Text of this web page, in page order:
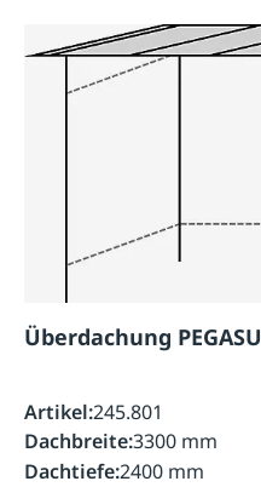
Überdachung
Artikel:245.801
Dachbreite:3300 mm
Dachtiefe:2400 mm